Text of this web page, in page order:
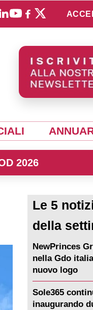
2026
Le 5
della
NewPrinces
nella Gdo
nuovo logo
Sole365
inaugurando